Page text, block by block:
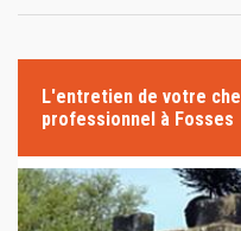
L'entretien de votre
professionnel à Fosses